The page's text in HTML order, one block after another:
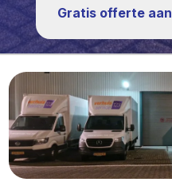
Gratis offerte